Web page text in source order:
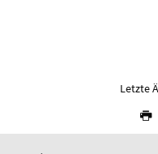
Letzte